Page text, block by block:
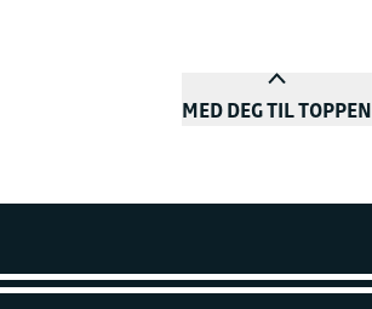
MED DEG TIL TOPPEN